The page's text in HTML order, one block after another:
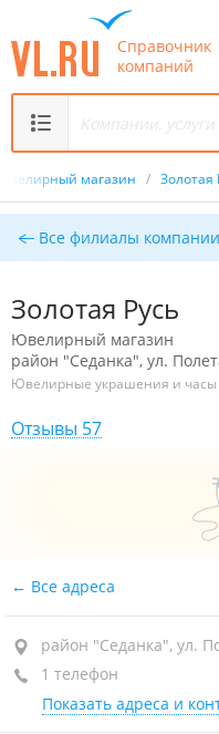
Справочник
компаний
магазин / Золотая
Все филиалы компании
Золотая Русь
Ювелирный магазин
район "Седанка", ул.
Ювелирные украшения и часы
Отзывы 57
Все адреса
район "Седанка", ул.
1 телефон
Показать адреса и